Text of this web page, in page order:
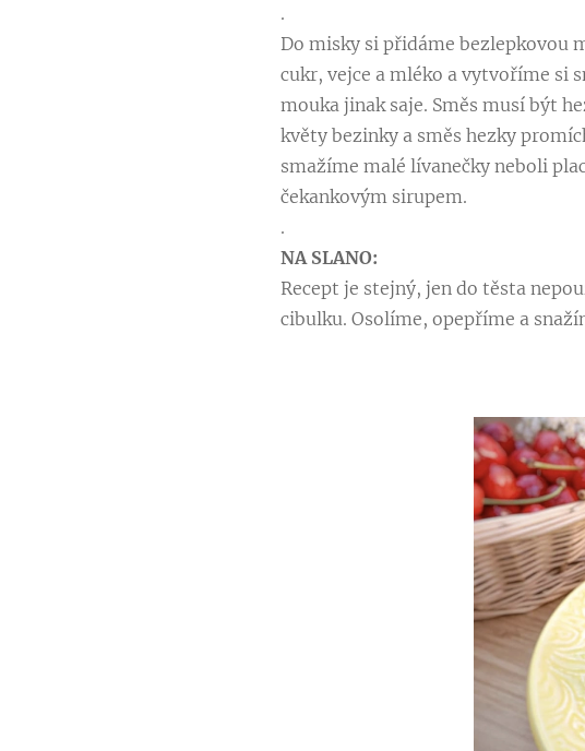
.
Do misky si přidáme bezlepkovou
cukr, vejce a mléko a vytvoříme si
mouka jinak saje. Směs musí být
květy bezinky a směs hezky
smažíme malé lívanečky neboli
čekankovým sirupem.
.
NA SLANO:
Recept je stejný, jen do těsta
cibulku. Osolíme, opepříme a